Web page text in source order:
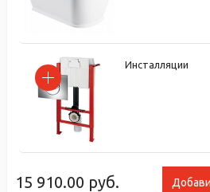
15 910.00 руб.
Инсталляции